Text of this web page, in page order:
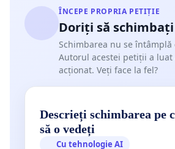
ÎNCEPE PROPRIA PETIȚIE
Doriți să schimbați
Schimbarea nu se întâmplă
Autorul acestei petiții a
acționat. Veți face la fel?
Descrieți schimbarea pe
să o vedeți
Cu tehnologie AI